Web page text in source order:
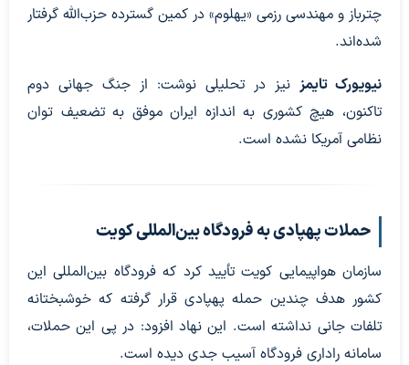
چترباز و مهندسی رزمی «یهلوم» در کمین گسترده حزب‌الله گرفتار
شده‌اند.
نیویورک تایمز نیز در تحلیلی نوشت: از جنگ جهانی دوم
تاکنون، هیچ کشوری به اندازه ایران موفق به تضعیف توان
نظامی آمریکا نشده است.
حملات پهپادی به فرودگاه بین‌المللی کویت
سازمان هواپیمایی کویت تأیید کرد که فرودگاه بین‌المللی این
کشور هدف چندین حمله پهپادی قرار گرفته که خوشبختانه
تلفات جانی نداشته است. این نهاد افزود: در پی این حملات،
سامانه راداری فرودگاه آسیب جدی دیده است.